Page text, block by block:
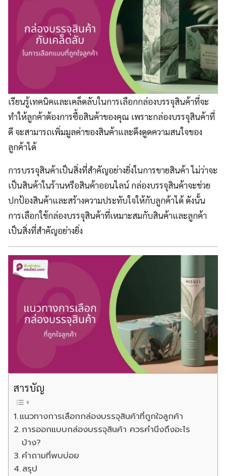
เรียนรู้เทคนิคและเคล็ดลับในการเลือกกล่องบรรจุสินค้าที่จะ
ทำให้ลูกค้าต้องการซื้อสินค้าของคุณ เพราะกล่องบรรจุสินค้าที่
ดี จะสามารถเพิ่มมูลค่าของสินค้าและดึงดูดความสนใจของ
ลูกค้าได้
การบรรจุสินค้าเป็นสิ่งที่สำคัญอย่างยิ่งในการขายสินค้า ไม่ว่าจะ
เป็นสินค้าในร้านหรือสินค้าออนไลน์ กล่องบรรจุสินค้าจะช่วย
ปกป้องสินค้าและสร้างความประทับใจให้กับลูกค้าได้ ดังนั้น
การเลือกใช้กล่องบรรจุสินค้าที่เหมาะสมกับสินค้าและลูกค้า
เป็นสิ่งที่สำคัญอย่างยิ่ง
สารบัญ
แนวทางการเลือกกล่องบรรจุสินค้าที่ถูกใจลูกค้า
การออกแบบกล่องบรรจุสินค้า ควรคำนึงถึงอะไร
บ้าง?
คำถามที่พบบ่อย
สรุป